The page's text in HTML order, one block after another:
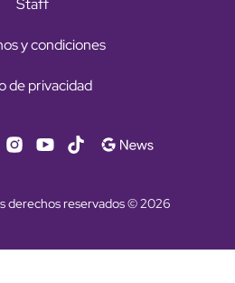
Staff
y condiciones
de privacidad
derechos reservados © 2026